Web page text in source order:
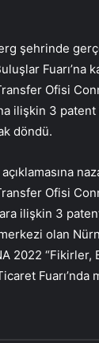
şehrinde
Fuarı’na
Ofisi
ilişkin 3
döndü.
Ofisi
ilişkin 3
olan
2022 “Fikirler,
Fuarı’nda